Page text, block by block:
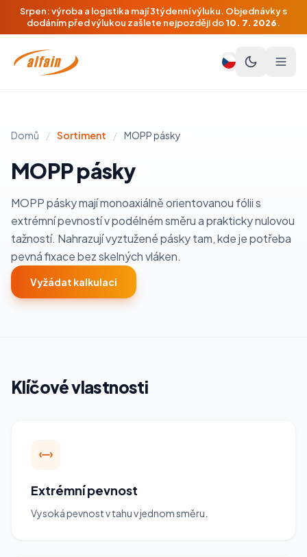
Srpen: výroba a logistika mají 3týdenní výluku. Objednávky s
dodáním před výlukou zašlete nejpozději do10. 7. 2026.
Domů / Sortiment / MOPP pásky
MOPP pásky
MOPP pásky mají monoaxiálně orientovanou fólii s
extrémní pevností v podélném směru a prakticky nulovou
tažností. Nahrazují vyztužené pásky tam, kde je potřeba
pevná fixace bez skelných vláken.
Vyžádat kalkulaci
Klíčové vlastnosti
Extrémní pevnost
Vysoká pevnost v tahu v jednom směru.